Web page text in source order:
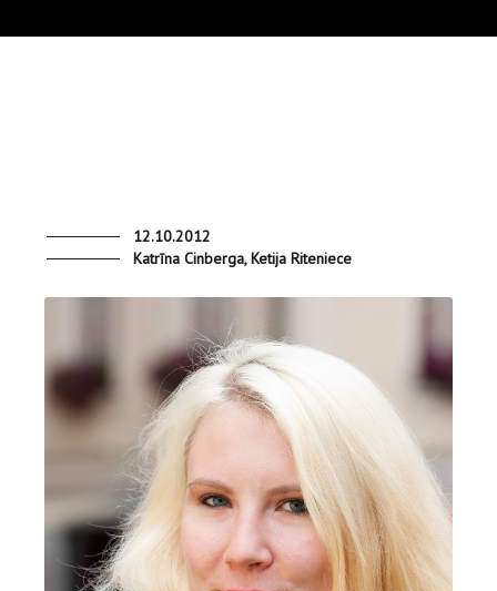
12.10.2012
Katrīna Cinberga, Ketija Riteniece